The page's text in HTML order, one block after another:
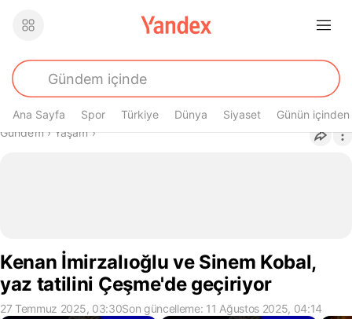
Ana Sayfa Spor Türkiye Dünya Siyaset Günün içinden
Buradasın
Gündem› Yaşam›
Kenan İmirzalıoğlu ve Sinem Kobal,
yaz tatilini Çeşme'de geçiriyor
27 Temmuz 2025, 03:30Son güncelleme: 11 Ağustos 2025, 04:14